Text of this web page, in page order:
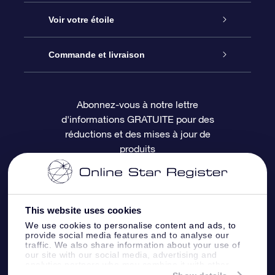
This website uses cookies
We use cookies to personalise content and ads, to
provide social media features and to analyse our
traffic. We also share information about your use of
our site with our social media, advertising and
À propos de l’OSR
Nous contacter
Questions fréquemment posées
Revues
Cadeau d’étoile en ligne
Coffret cadeau OSR
Carte cadeau OSR
Voir votre étoile
Registre des étoiles
Page d’accueil personnalisée
Appli Voler vers les étoiles
Commande et livraison
Informations de paiement
Informations d’expédition
Politique de retour
Constellations
Abonnez-vous à notre lettre
d'informations GRATUITE pour des
réductions et des mises à jour de
produits